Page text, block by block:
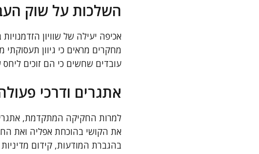
השלכות על שוק
אכיפה יעילה של שוויון
מחקרים מראים כי גיוון
עובדים שחשים כי הם זוכים ליחס
אתגרים ודרכי
למרות החקיקה המתקדמת, אתגרים
את הקושי בהוכחת אפליה ואת
בהגברת המודעות, קידום